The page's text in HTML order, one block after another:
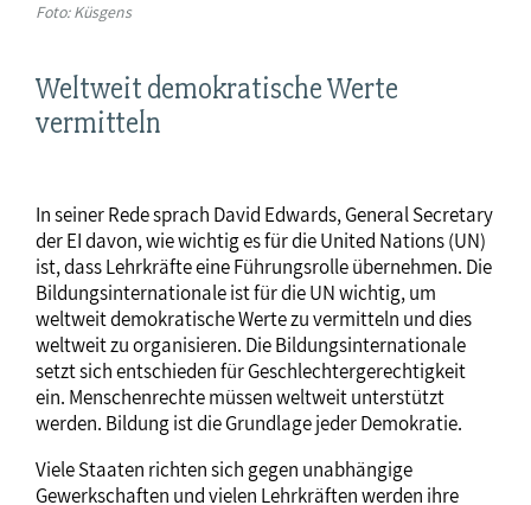
Foto: Küsgens
Weltweit demokratische Werte
vermitteln
In seiner Rede sprach David Edwards, General Secretary
der EI davon, wie wichtig es für die United Nations (UN)
ist, dass Lehrkräfte eine Führungsrolle übernehmen. Die
Bildungsinternationale ist für die UN wichtig, um
weltweit demokratische Werte zu vermitteln und dies
weltweit zu organisieren. Die Bildungsinternationale
setzt sich entschieden für Geschlechtergerechtigkeit
ein. Menschenrechte müssen weltweit unterstützt
werden. Bildung ist die Grundlage jeder Demokratie.
Viele Staaten richten sich gegen unabhängige
Gewerkschaften und vielen Lehrkräften werden ihre